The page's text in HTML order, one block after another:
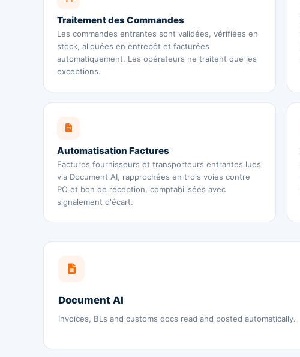
Traitement des Commandes
Les commandes entrantes sont validées, vérifiées en
stock, allouées en entrepôt et facturées
automatiquement. Les opérateurs ne traitent que les
exceptions.
Automatisation Factures
Factures fournisseurs et transporteurs entrantes lues
via Document AI, rapprochées en trois voies contre
PO et bon de réception, comptabilisées avec
signalement d'écart.
Document AI
Invoices, BLs and customs docs read and posted automatically.